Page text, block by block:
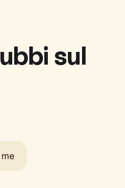
sul